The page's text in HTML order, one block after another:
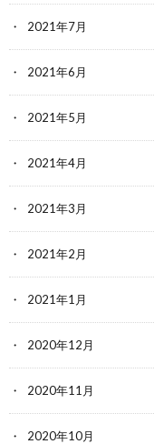
2021年7月
2021年6月
2021年5月
2021年4月
2021年3月
2021年2月
2021年1月
2020年12月
2020年11月
2020年10月